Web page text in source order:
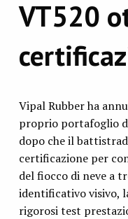
VT520
Vipal Rubber ha
proprio portafoglio
dopo che il
certificazione per
del fiocco di neve a
identificativo visivo,
rigorosi test